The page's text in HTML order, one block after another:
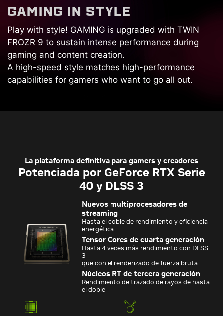
GAMING IN STYLE
Play with style! GAMING is upgraded with TWIN
FROZR 9 to sustain intense performance during
gaming and content creation.
A high-speed style matches high-performance
capabilities for gamers who want to go all out.
La plataforma definitiva para gamers y creadores
Potenciada por GeForce RTX Serie
40 y DLSS 3
Nuevos multiprocesadores de
streaming
Hasta el doble de rendimiento y eficiencia
energética
Tensor Cores de cuarta generación
Hasta 4 veces más rendimiento con DLSS
3
que con el renderizado de fuerza bruta.
Núcleos RT de tercera generación
Rendimiento de trazado de rayos de hasta
el doble